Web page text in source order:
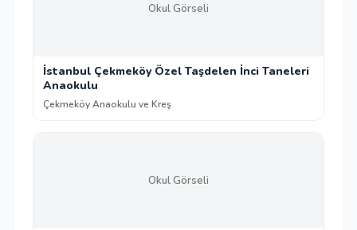
Okul Görseli
İstanbul Çekmeköy Özel Taşdelen İnci Taneleri
Anaokulu
Çekmeköy Anaokulu ve Kreş
Okul Görseli